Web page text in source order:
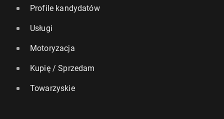
Profile kandydatów
Usługi
Motoryzacja
Kupię / Sprzedam
Towarzyskie